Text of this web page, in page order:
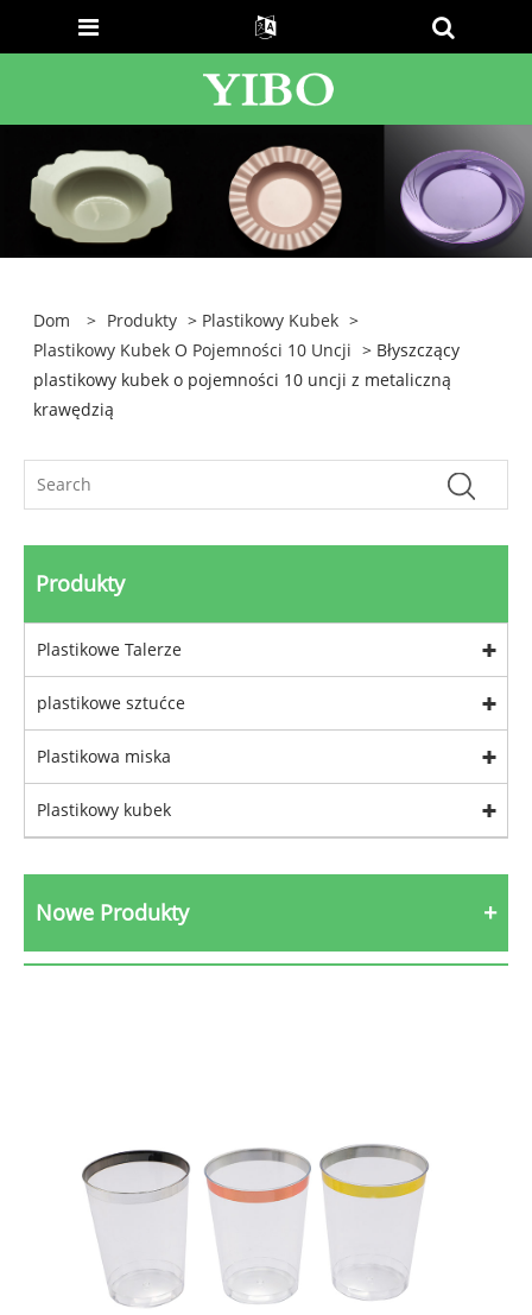
Dom > Produkty > Plastikowy Kubek >
Plastikowy Kubek O Pojemności 10 Uncji > Błyszczący
plastikowy kubek o pojemności 10 uncji z metaliczną
krawędzią
Produkty
Plastikowe Talerze
plastikowe sztućce
Plastikowa miska
Plastikowy kubek
Nowe Produkty